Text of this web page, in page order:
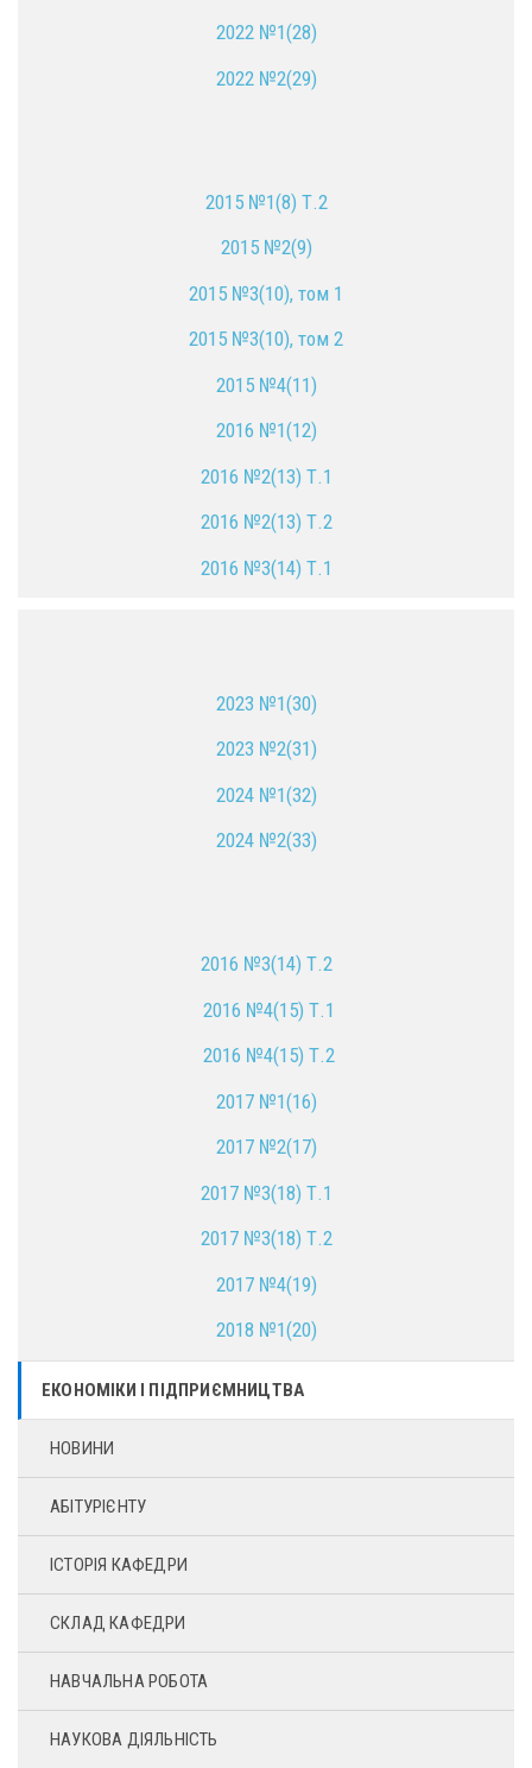
2022 №1(28)
2022 №2(29)
2015 №1(8) Т.2
2015 №2(9)
2015 №3(10), том 1
2015 №3(10), том 2
2015 №4(11)
2016 №1(12)
2016 №2(13) Т.1
2016 №2(13) Т.2
2016 №3(14) Т.1
2023 №1(30)
2023 №2(31)
2024 №1(32)
2024 №2(33)
2016 №3(14) Т.2
2016 №4(15) Т.1
2016 №4(15) Т.2
2017 №1(16)
2017 №2(17)
2017 №3(18) Т.1
2017 №3(18) Т.2
2017 №4(19)
2018 №1(20)
ЕКОНОМІКИ І ПІДПРИЄМНИЦТВА
НОВИНИ
АБІТУРІЄНТУ
ІСТОРІЯ КАФЕДРИ
СКЛАД КАФЕДРИ
НАВЧАЛЬНА РОБОТА
НАУКОВА ДІЯЛЬНІСТЬ